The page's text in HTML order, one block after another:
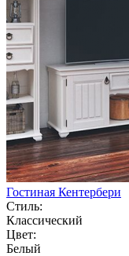
Гостиная Кентербери
Стиль:
Классический
Цвет:
Белый